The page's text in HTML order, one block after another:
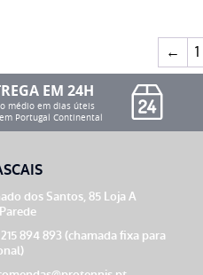
← 1
EM 24H
médio em dias úteis
Portugal Continental
dos Santos, 85 Loja A
894 893 (chamada fixa para